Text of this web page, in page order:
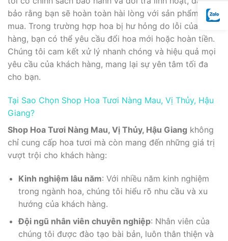
bảo rằng bạn sẽ hoàn toàn hài lòng với sản phẩm đã
mua. Trong trường hợp hoa bị hư hỏng do lỗi của cửa
hàng, bạn có thể yêu cầu đổi hoa mới hoặc hoàn tiền.
Chúng tôi cam kết xử lý nhanh chóng và hiệu quả mọi
yêu cầu của khách hàng, mang lại sự yên tâm tối đa
cho bạn.
Tại Sao Chọn Shop Hoa Tươi Nàng Mau, Vị Thủy, Hậu
Giang?
Shop Hoa Tươi Nàng Mau, Vị Thủy, Hậu Giang không
chỉ cung cấp hoa tươi mà còn mang đến những giá trị
vượt trội cho khách hàng:
Kinh nghiệm lâu năm: Với nhiều năm kinh nghiệm
trong ngành hoa, chúng tôi hiểu rõ nhu cầu và xu
hướng của khách hàng.
Đội ngũ nhân viên chuyên nghiệp: Nhân viên của
chúng tôi được đào tạo bài bản, luôn thân thiện và